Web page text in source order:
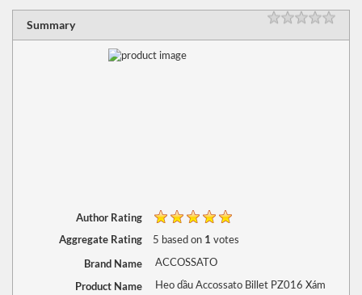
Summary
RATING 1 star
2
3
4
5
Author Rating
Aggregate Rating
5 based on 1 votes
Brand Name ACCOSSATO
Product Name
Heo dầu Accossato Billet PZ016 Xám